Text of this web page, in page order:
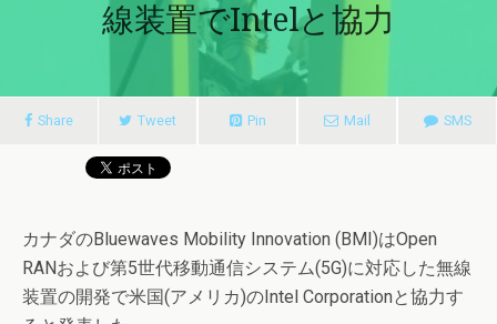
線装置でIntelと協力
Share Tweet Pin Mail SMS
カナダのBluewaves Mobility Innovation (BMI)はOpen
RANおよび第5世代移動通信システム(5G)に対応した無線
装置の開発で米国(アメリカ)のIntel Corporationと協力す